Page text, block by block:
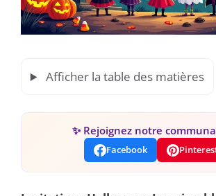
Afficher la table des matières
✨ Rejoignez notre
Facebook